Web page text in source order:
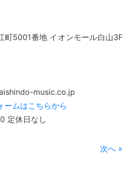
5001番地 イオンモール白山3F
music.co.jp
ームはこちらから
定休日なし
次へ »